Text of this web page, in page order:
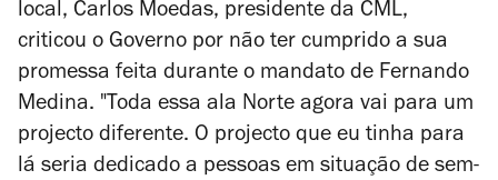
local, Carlos Moedas, presidente da CML,
criticou o Governo por não ter cumprido a sua
promessa feita durante o mandato de Fernando
Medina. "Toda essa ala Norte agora vai para um
projecto diferente. O projecto que eu tinha para
lá seria dedicado a pessoas em situação de sem-